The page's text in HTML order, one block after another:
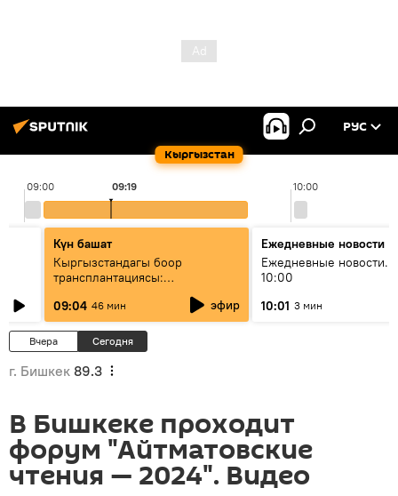
Кыргызстан
РУС
09:00 10:00
09:19
Күн башат
Кыргызстандагы боор
трансплантациясы:
жетишкендиктер жана өнүгүү
келечеги
09:04 46 мин эфир
Ежедневные новости
Ежедневные новости.
10:00
10:01 3 мин
Вчера Сегодня
г. Бишкек 89.3
В Бишкеке проходит
форум "Айтматовские
чтения — 2024". Видео